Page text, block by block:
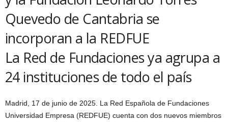
Quevedo de Cantabria se
incorporan a la REDFUE
La Red de Fundaciones ya agrupa a
24 instituciones de todo el país
Madrid, 17 de junio de 2025. La Red Española de Fundaciones
Universidad Empresa (REDFUE) cuenta con dos nuevos miembros